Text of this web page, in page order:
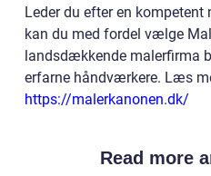
Leder du efter en
kan du med fordel vælge
landsdækkende malerfirma
erfarne håndværkere. Læs
https://malerkanonen.dk/
Read more